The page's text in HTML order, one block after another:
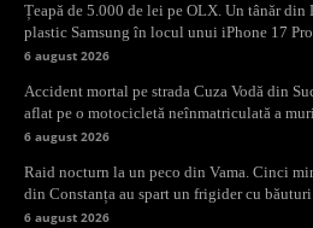
Țeapă de 5.000 de lei pe OLX. Un tânăr din
plastic Samsung în locul unui iPhone 17
6 august 2026
Accident mortal pe strada Cuza Vodă din
aflat pe o motocicletă neînmatriculată a
6 august 2026
Raid nocturn la un peco din Vama. Cinci
din Constanța au spart un frigider cu băuturi
6 august 2026